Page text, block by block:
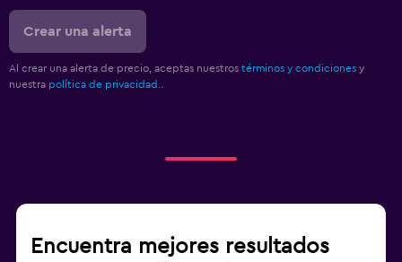
Crear una alerta
Al crear una alerta de precio, aceptas nuestros términos y condiciones y
nuestra política de privacidad..
Encuentra mejores resultados